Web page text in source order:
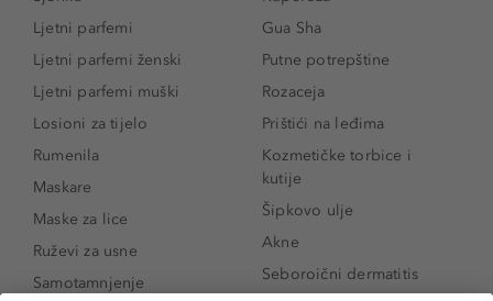
Ljetni parfemi
Ljetni parfemi ženski
Ljetni parfemi muški
Losioni za tijelo
Rumenila
Maskare
Maske za lice
Ruževi za usne
Samotamnjenje
Gua Sha
Putne potrepštine
Rozaceja
Prištići na leđima
Kozmetičke torbice i
kutije
Šipkovo ulje
Akne
Seboroični dermatitis